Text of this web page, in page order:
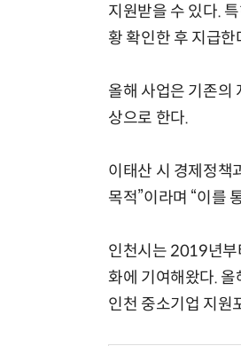
지원받을 수 있다.
황 확인한 후 지급한
올해 사업은 기존의
상으로 한다.
이태산 시 경제정책
목적”이라며 “이를
인천시는 2019년부
화에 기여해왔다.
인천 중소기업 지원